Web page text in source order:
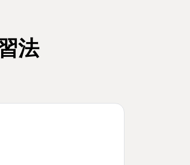
法